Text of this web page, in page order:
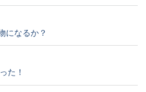
になるか？
た！